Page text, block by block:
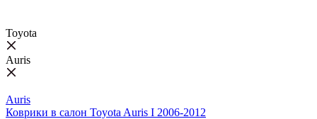
Toyota
Auris
Auris
Коврики в салон Toyota Auris I 2006-2012